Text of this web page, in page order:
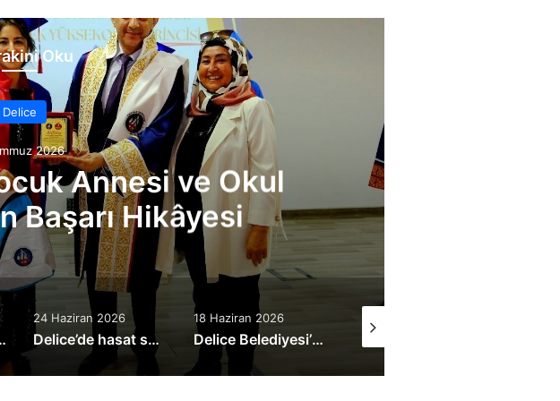
Oku
Delice
2026
Başkanı Coşar’dan
Ziyaret
18 Haziran 2026
Delice Belediyesi’nden 55 bin TL promosyon desteği
10 Haziran 2026
Onur Şencan Ziraat Odası Başkanlığı Adaylığını Açıkladı